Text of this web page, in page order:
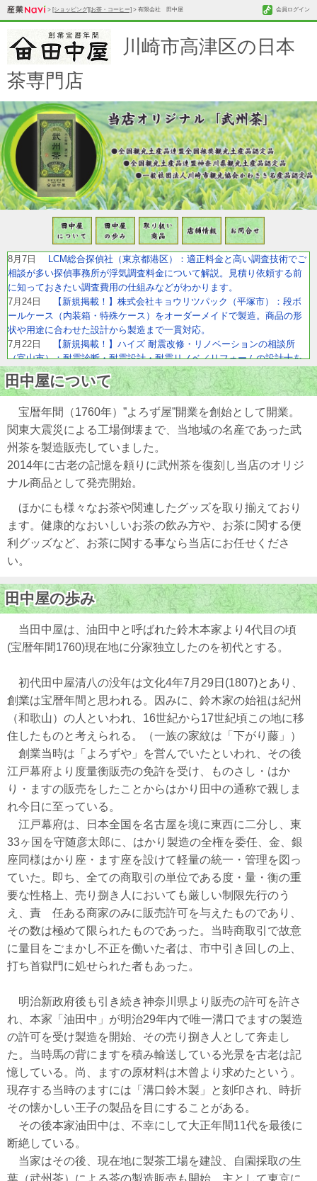
会員ログイン
> [ショッピング][お茶・コーヒー] > 有限会社 田中屋
川崎市高津区の日本
茶専門店
8月7日
LCM総合探偵社（東京都港区）：適正料金と高い調査技術でご
相談が多い探偵事務所が浮気調査料金について解説。見積り依頼する前
に知っておきたい調査費用の仕組みなどがわかります。
7月24日
【新規掲載！】株式会社キョウリツパック（平塚市）：段ボ
ールケース（内装箱・特殊ケース）をオーダーメイドで製造。商品の形
状や用途に合わせた設計から製造まで一貫対応。
7月22日
【新規掲載！】ハイズ 耐震改修・リノベーションの相談所
（富山市）：耐震診断・耐震設計・耐震リノベ／リフォームの設計士を
ワンストップでご紹介。性能向上・省エネ・建て替えのご相談にも対応
します。
Asterisk対応のソフトフォン&チャット統合型の法人向けIP電話アプリ
6月26日【リニューアル！】TEAM株式会社（名古屋市）：電気業界へ
の就職・転職に特化した電工ナビ【関東版】なら、電気工事士として働
きたいという求職者に的確に出会うことができます。
6月23日【新規掲載！】株式会社カーテン・じゅうたん王国（東京都
中央区）：オーダーカーテンの失敗しない選び方をカーテンマイスター
が既製品との違いから解説。
6月11日 【新規掲載！】株式会社ニコ・ワークス（東京都港区）：子
育てママ・パパ、妊婦さんターゲットの広告なら鮮度の高い会員情報を
保有する子育てメディアbabycoへ出稿しませんか？
6月10日
堅・中小製造業の予知保全をサポートします。
5月29日【新規掲載！】ギグワークスクロスアイティ株式会社（東京
都港区）：PC操作画面をすべて動画でフル録画するクラウド型ツール
「ごきげんモニター」。月額3,000円/台〜
5月29日【新規掲載！】株式会社EffortlessConsulting（東京都港
区）：ペプチドが筋トレにどのような効果があるのかを解説。成果を高
5月13日 【新規掲載！】株式会社アクスト東日本（横浜市）：業務用
呼び出しベルとしてベルスターは高い耐久性と長距離通信、手厚いサポ
ートで多くの飲食店や工場で採用されています。
4月6日
【新規掲載！】エトワール ピアノ・チェロ教室（川崎市）：
高津区（溝の口・二子新地）を中心に、ご自宅で学べる出張型のピア
ノ・チェロ教室。お子様から大人まで、一人ひとりに寄り添った丁寧な
レッスンを行ってい
3月31日 【新規掲載！】株式会社天龍産業（茅ヶ崎市）：湘南エリア
を中心に、建物解体工事、産業廃棄物収集運搬、アスベスト対応、土地
売買まで一貫対応。周辺環境に配慮した安全な施工で、解体後の土地活
用までサポート。
3月27日【新規掲載！】iTeen 湘南ベース校（藤沢市）：初心者でも安
心して学べる、小学生・中学生対象の個別指導プログラミングスクール
です。
3月11日 株式会社クリアス（横浜市）：リクシル・TOTO・パナソニッ
ク等のユニットバスを最大70％OFF。マンション・戸建てのお風呂のリ
フォームは安心してご相談ください。
3月6日 家族葬のそうえん町田鶴川ホール（東京都町田市）：儀式とし
ての葬儀に捉われず故人様、ご遺族様の想いに寄り添った家族葬（31万
円～）をご提案します。一日葬・直葬にも対応。365日24時間TEL対応。
2月27日【新規掲載！】Lucefata[ルーチェファータ]（横浜市）：シン
から成婚まで支援します。無料相談受付中！
2月27日 【新規掲載！】有限会社シンセツ（秦野市）：上下水道設備
工事や給湯器交換・水まわりリフォームを手がけ、キッチン・浴室・ト
イレなど住まいの快適生活を地域密着でサポートします。
2月26日【リニューアル！】ティックコーポレーション株式会社（台
東区）：産業用ノズルVarioSprayシリーズは安定したスプレーで非常に
少量の液体を精密に、薄く、均一に噴霧。液体飛散もないありません。
2月26日 【リニューアル！】ティックコーポレーション株式会社（台
東区）：工場・倉庫の暑さ対策を後付けで実現するミスト噴霧システ
ム。機器や段ボールもミストで濡らすことなく高温から守ります。
>>バックナンバー
田中屋について
宝暦年間（1760年）”よろず屋”開業を創始として開業。
関東大震災による工場倒壊まで、当地域の名産であった武
州茶を製造販売していました。
2014年に古老の記憶を頼りに武州茶を復刻し当店のオリジ
ナル商品として発売開始。
ほかにも様々なお茶や関連したグッズを取り揃えており
ます。健康的なおいしいお茶の飲み方や、お茶に関する便
利グッズなど、お茶に関する事なら当店にお任せくださ
い。
田中屋の歩み
当田中屋は、油田中と呼ばれた鈴木本家より4代目の頃
(宝暦年間1760)現在地に分家独立したのを初代とする。
初代田中屋清八の没年は文化4年7月29日(1807)とあり、
創業は宝暦年間と思われる。因みに、鈴木家の始祖は紀州
（和歌山）の人といわれ、16世紀から17世紀頃この地に移
住したものと考えられる。（一族の家紋は「下がり藤」）
創業当時は「よろずや」を営んでいたといわれ、その後
江戸幕府より度量衡販売の免許を受け、ものさし・はか
り・ますの販売をしたことからはかり田中の通称で親しま
れ今日に至っている。
江戸幕府は、日本全国を名古屋を境に東西に二分し、東
33ヶ国を守随彦太郎に、はかり製造の全権を委任、金、銀
座同様はかり座・ます座を設けて軽量の統一・管理を図っ
ていた。即ち、全ての商取引の単位である度・量・衡の重
要な性格上、売り捌き人においても厳しい制限先行のう
え、責 任ある商家のみに販売許可を与えたものであり、
その数は極めて限られたものであった。当時商取引で故意
に量目をごまかし不正を働いた者は、市中引き回しの上、
打ち首獄門に処せられた者もあった。
明治新政府後も引き続き神奈川県より販売の許可を許さ
れ、本家「油田中」が明治29年内で唯一溝口でますの製造
の許可を受け製造を開始、その売り捌き人として奔走し
た。当時馬の背にますを積み輸送している光景を古老は記
憶している。尚、ますの原材料は木曾より求めたという。
現存する当時のますには「溝口鈴木製」と刻印され、時折
その懐かしい王子の製品を目にすることがある。
その後本家油田中は、不幸にして大正年間11代を最後に
断絶している。
当家はその後、現在地に製茶工場を建設、自園採取の生